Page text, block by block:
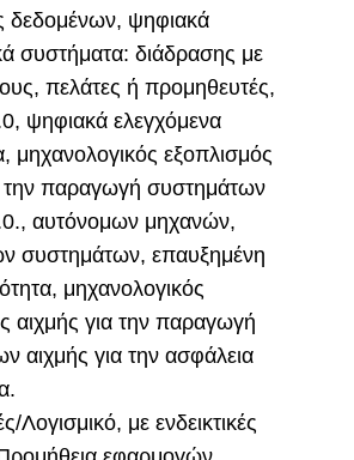
δεδομένων, ψηφιακά
συστήματα: διάδρασης με
πελάτες ή προμηθευτές,
ψηφιακά ελεγχόμενα
μηχανολογικός εξοπλισμός
την παραγωγή συστημάτων
αυτόνομων μηχανών,
συστημάτων, επαυξημένη
μηχανολογικός
αιχμής για την παραγωγή
αιχμής για την ασφάλεια
Λογισμικό, με ενδεικτικές